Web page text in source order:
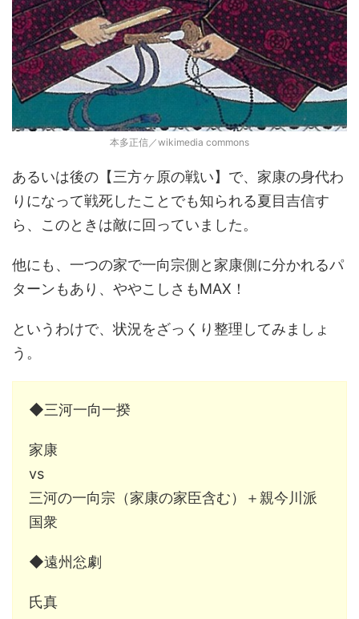
本多正信／wikimedia commons
あるいは後の【三方ヶ原の戦い】で、家康の身代わ
りになって戦死したことでも知られる夏目吉信す
ら、このときは敵に回っていました。
他にも、一つの家で一向宗側と家康側に分かれるパ
ターンもあり、ややこしさもMAX！
というわけで、状況をざっくり整理してみましょ
う。
◆三河一向一揆
家康
vs
三河の一向宗（家康の家臣含む）＋親今川派
国衆
◆遠州忩劇
氏真